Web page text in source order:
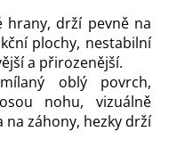
drží pevně na
plochy, nestabilní
a přirozenější.
oblý povrch,
nohu, vizuálně
na záhony, hezky drží